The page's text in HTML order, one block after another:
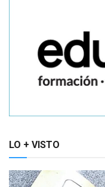
LO + VISTO